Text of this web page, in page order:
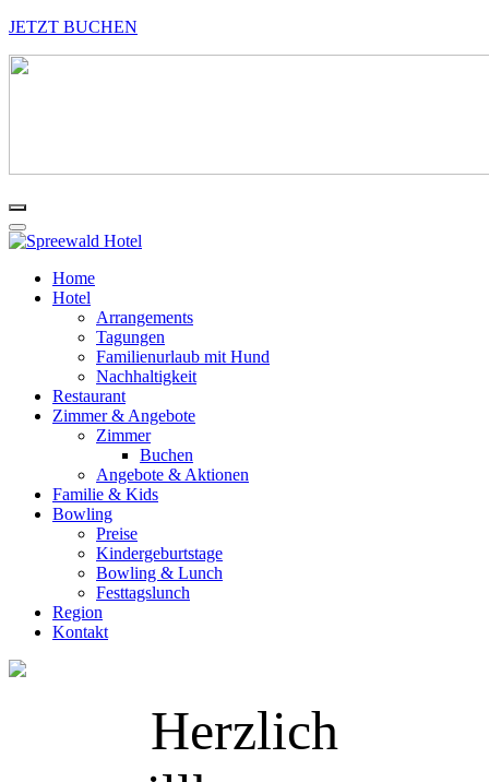
JETZT BUCHEN
Home
Hotel
Arrangements
Tagungen
Familienurlaub mit Hund
Nachhaltigkeit
Restaurant
Zimmer & Angebote
Zimmer
Buchen
Angebote & Aktionen
Familie & Kids
Bowling
Preise
Kindergeburtstage
Bowling & Lunch
Festtagslunch
Region
Kontakt
Herzlich